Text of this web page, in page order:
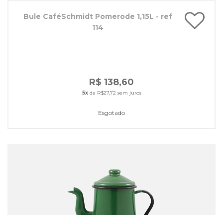
Bule CaféSchmidt Pomerode 1,15L - ref
114
R$ 138,60
5xde R$27,72 sem juros
Esgotado